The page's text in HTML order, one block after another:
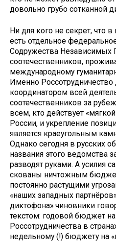
довольно грубо сотканной
Ни для кого не секрет, что
есть отдельное
Содружества Независимых
соотечественников,
международному
Именно Россотрудничество
координатором всей
соотечественников за
всем, кто действует
России, и укрепление
является краеугольным
Однако сегодня в русских
названия этого ведомства
разводят руками. А усилия
скованы ничтожным
постоянно растущими
«наших западных
диктофона» чиновники
текстом: годовой бюджет
Россотрудничества в
недельному (!) бюджету на